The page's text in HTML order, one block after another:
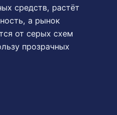
средств, растёт
а рынок
от серых схем
прозрачных